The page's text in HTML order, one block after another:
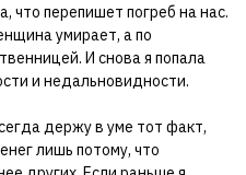
что перепишет погреб на нас.
умирает, а по
И снова я попала
и недальновидности.
держу в уме тот факт,
лишь потому, что